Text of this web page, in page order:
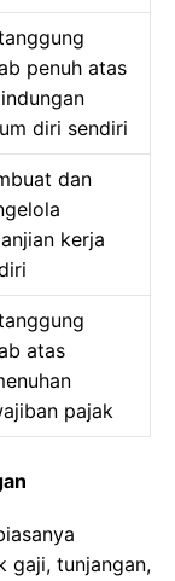
penuh atas
diri sendiri
dan
kerja
atas
pajak
gaji, tunjangan,